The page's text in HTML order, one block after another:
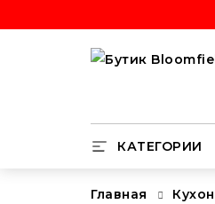
КАТЕГОРИИ
Главная